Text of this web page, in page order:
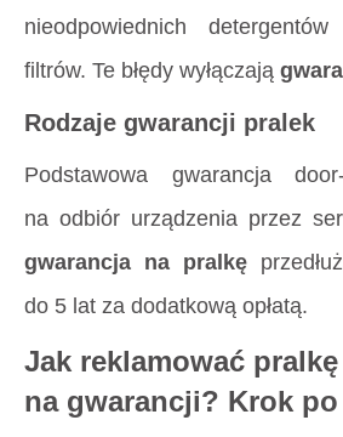
nieodpowiednich
filtrów. Te błędy wyłączają
Rodzaje gwarancji pralek
Podstawowa gwarancja
na odbiór urządzenia przez
gwarancja na pralkę
do 5 lat za dodatkową opłatą.
Jak reklamować pralkę
na gwarancji? Krok